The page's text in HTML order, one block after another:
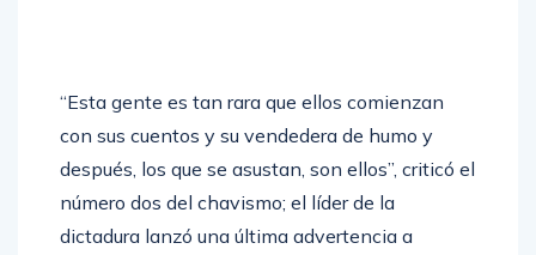
“Esta gente es tan rara que ellos comienzan
con sus cuentos y su vendedera de humo y
después, los que se asustan, son ellos”, criticó el
número dos del chavismo; el líder de la
dictadura lanzó una última advertencia a